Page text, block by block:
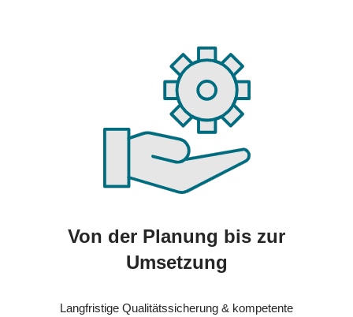
Von der Planung bis zur
Umsetzung
Langfristige Qualitätssicherung & kompetente